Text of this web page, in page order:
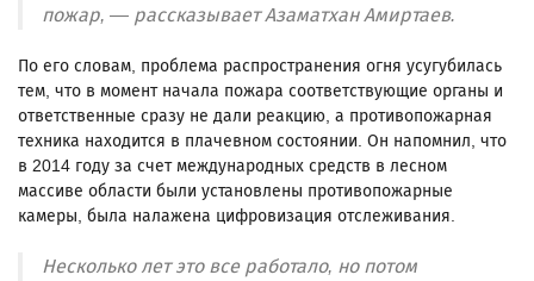
пожар, — рассказывает Азаматхан Амиртаев.
По его словам, проблема распространения огня усугубилась
тем, что в момент начала пожара соответствующие органы и
ответственные сразу не дали реакцию, а противопожарная
техника находится в плачевном состоянии. Он напомнил, что
в 2014 году за счет международных средств в лесном
массиве области были установлены противопожарные
камеры, была налажена цифровизация отслеживания.
Несколько лет это все работало, но потом